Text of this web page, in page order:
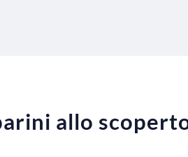
allo